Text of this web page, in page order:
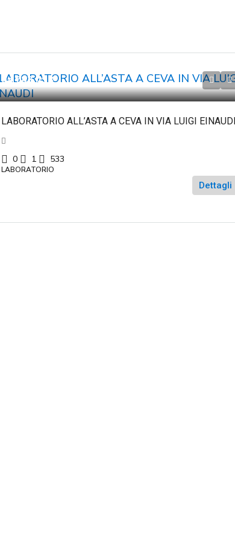
da€83.498
LABORATORIO ALL’ASTA A CEVA IN VIA LUIGI
0 1 533
LABORATORIO
Dettagli